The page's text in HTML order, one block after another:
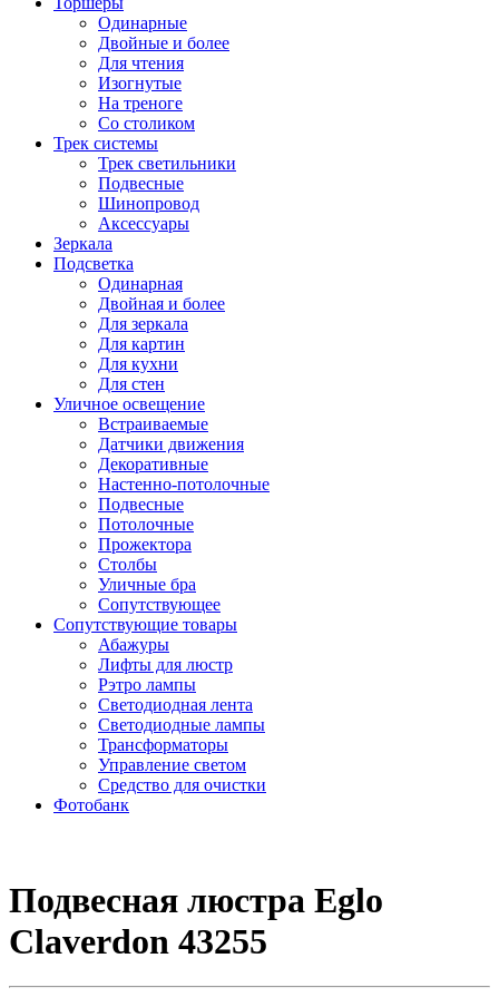
Одинарные
Двойные и более
Для чтения
Изогнутые
На треноге
Со столиком
Трек системы
Трек светильники
Подвесные
Шинопровод
Аксессуары
Зеркала
Подсветка
Одинарная
Двойная и более
Для зеркала
Для картин
Для кухни
Для стен
Уличное освещение
Встраиваемые
Датчики движения
Декоративные
Настенно-потолочные
Подвесные
Потолочные
Прожектора
Столбы
Уличные бра
Сопутствующее
Сопутствующие товары
Абажуры
Лифты для люстр
Рэтро лампы
Светодиодная лента
Светодиодные лампы
Трансформаторы
Управление светом
Средство для очистки
Фотобанк
Подвесная люстра Eglo
Claverdon 43255